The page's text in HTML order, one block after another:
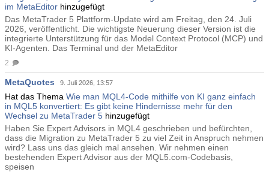
im MetaEditor hinzugefügt
Das MetaTrader 5 Plattform-Update wird am Freitag, den 24. Juli
2026, veröffentlicht. Die wichtigste Neuerung dieser Version ist die
integrierte Unterstützung für das Model Context Protocol (MCP) und
KI-Agenten. Das Terminal und der MetaEditor
2
MetaQuotes 9. Juli 2026, 13:57
Hat das Thema Wie man MQL4-Code mithilfe von KI ganz einfach
in MQL5 konvertiert: Es gibt keine Hindernisse mehr für den
Wechsel zu MetaTrader 5 hinzugefügt
Haben Sie Expert Advisors in MQL4 geschrieben und befürchten,
dass die Migration zu MetaTrader 5 zu viel Zeit in Anspruch nehmen
wird? Lass uns das gleich mal ansehen. Wir nehmen einen
bestehenden Expert Advisor aus der MQL5.com-Codebasis,
speisen